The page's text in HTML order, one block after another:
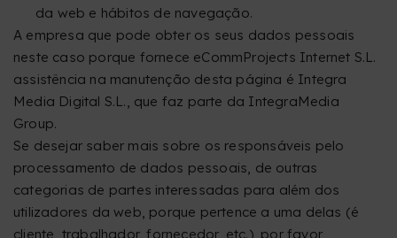
da web e hábitos de navegação.
A empresa que pode obter os seus dados pessoais
neste caso porque fornece eCommProjects Internet S.L.
assistência na manutenção desta página é Integra
Media Digital S.L., que faz parte da IntegraMedia
Group.
Se desejar saber mais sobre os responsáveis pelo
processamento de dados pessoais, de outras
categorias de partes interessadas para além dos
utilizadores da web, porque pertence a uma delas (é
cliente, trabalhador, fornecedor, etc.), por favor